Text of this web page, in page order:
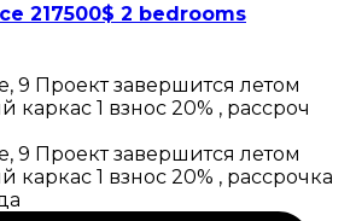
217500$ 2 bedrooms
9 Проект завершится летом
каркас 1 взнос 20% , рассроч
9 Проект завершится летом
каркас 1 взнос 20% , рассрочка